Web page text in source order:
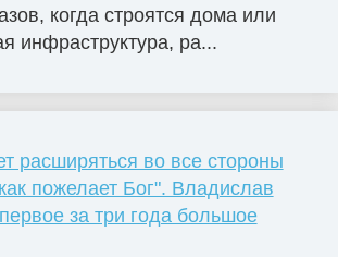
когда строятся дома или
инфраструктура, ра...
расширяться во все стороны
пожелает Бог". Владислав
за три года большое